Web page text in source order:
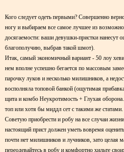
Кого следует одеть первыми? Совершенно
ногу и выбираем все самое лучшее из
досягаемости: ваши девушки-пристки
благополучию, выбрав такой шмот).
Итак, самый экономичный вариант - 50 лоу
нем вполне успешно бегается по массовым
парочку луков и несколько милишников, а
восполняла топовой банкой (ощутимая
щита и комбо Неукротимость + Глухая
топ или хотя бы миддл сет с такими же статами.
Советую приобрести и робу на все случаи
настоящий прист должен уметь вовремя
почти нет милишников и лучников, зато целая
переодевайтесь в робу и комфортно хильте